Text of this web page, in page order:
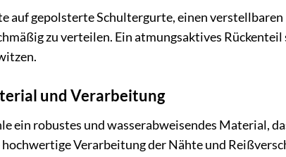
auf gepolsterte Schultergurte, einen
zu verteilen. Ein atmungsaktives
und Verarbeitung
ein robustes und wasserabweisendes Material,
hochwertige Verarbeitung der Nähte und